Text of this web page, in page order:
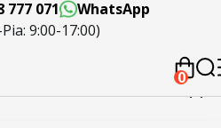
KariéraSpolupráca
777 071
WhatsApp
9:00-17:00)
0